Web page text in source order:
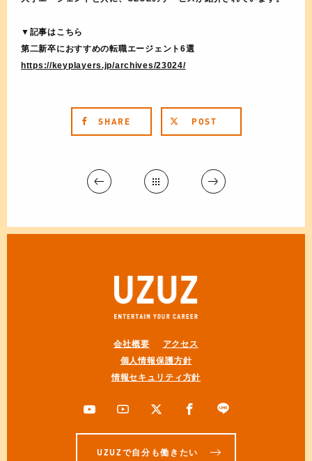
▼記事はこちら
第二新卒におすすめの転職エージェント6選
https://keyplayers.jp/archives/23024/
SHARE POST
会社概要
アクセス
個人情報保護方針
情報セキュリティ方針
UZUZで自分も働きたい